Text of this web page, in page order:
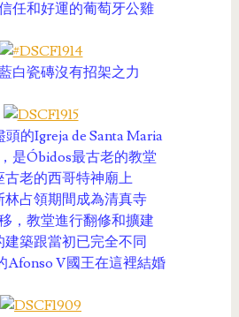
任和好運的葡萄牙公雞
白瓷磚沒有招架之力
的Igreja de Santa Maria
是Óbidos最古老的教堂
古老的西哥特神廟上
林占領期間成為清真寺
，教堂進行翻修和擴建
建築跟當初已完全不同
Afonso V國王在這裡結婚